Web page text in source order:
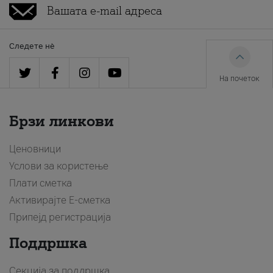
Следете нè
На почеток
Брзи линкови
Ценовници
Услови за користење
Плати сметка
Активирајте Е-сметка
Припејд регистрација
Поддршка